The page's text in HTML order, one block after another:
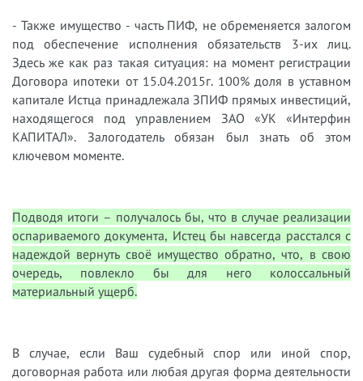
- Также имущество - часть ПИФ, не обременяется залогом
под обеспечение исполнения обязательств 3-их лиц.
Здесь же как раз такая ситуация: на момент регистрации
Договора ипотеки от 15.04.2015г. 100% доля в уставном
капитале Истца принадлежала ЗПИФ прямых инвестиций,
находящегося под управлением ЗАО «УК «Интерфин
КАПИТАЛ». Залогодатель обязан был знать об этом
ключевом моменте.
Подводя итоги – получалось бы, что в случае реализации
оспариваемого документа, Истец бы навсегда расстался с
надеждой вернуть своё имущество обратно, что, в свою
очередь, повлекло бы для него колоссальный
материальный ущерб.
В случае, если Ваш судебный спор или иной спор,
договорная работа или любая другая форма деятельности